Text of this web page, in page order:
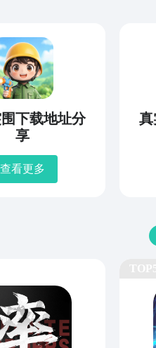
下载地址分
享
查看更多
真